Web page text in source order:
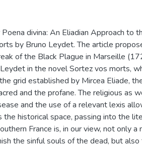
divina: An Eliadian Approach to
by Bruno Leydet. The article
of the Black Plague in Marseille
in the novel Sortez vos morts,
grid established by Mircea Eliade,
and the profane. The religious as
and the use of a relevant lexis
historical space, passing into the
France is, in our view, not only
the sinful souls of the dead, but also